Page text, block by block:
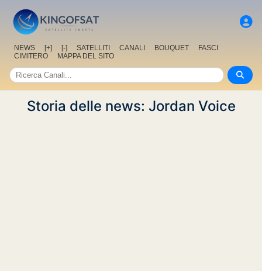
NEWS [+] [-] SATELLITI CANALI BOUQUET
FASCI
CIMITERO
MAPPA DEL SITO
Storia delle news: Jordan Voice